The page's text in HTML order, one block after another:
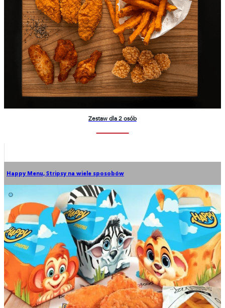
Zestaw dla 2 osób
Happy Menu, Stripsy na wiele sposobów